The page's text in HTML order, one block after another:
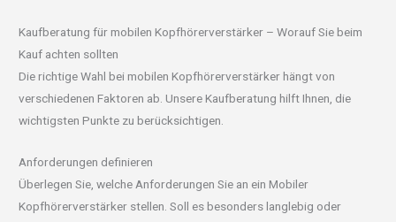
Kaufberatung für mobilen Kopfhörerverstärker – Worauf Sie beim
Kauf achten sollten
Die richtige Wahl bei mobilen Kopfhörerverstärker hängt von
verschiedenen Faktoren ab. Unsere Kaufberatung hilft Ihnen, die
wichtigsten Punkte zu berücksichtigen.
Anforderungen definieren
Überlegen Sie, welche Anforderungen Sie an ein Mobiler
Kopfhörerverstärker stellen. Soll es besonders langlebig oder